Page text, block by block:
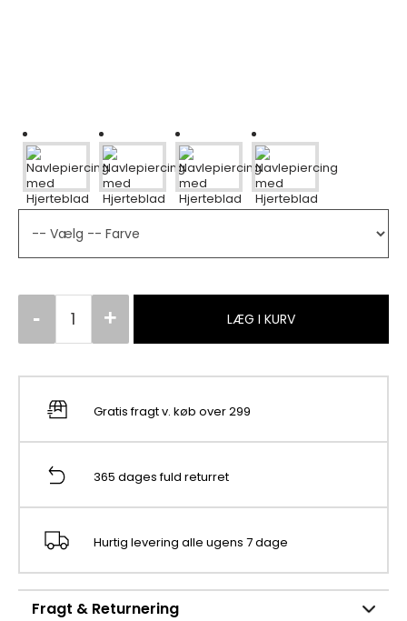
LÆG I KURV
Gratis fragt v. køb over 299
365 dages fuld returret
Hurtig levering alle ugens 7 dage
Fragt & Returnering